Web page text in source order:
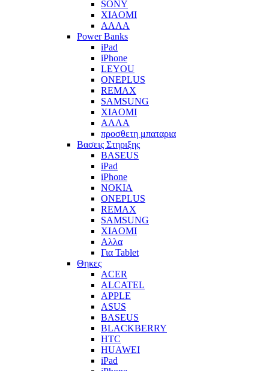
SONY
XIAOMI
ΑΛΛΑ
Power Banks
iPad
iPhone
LEYOU
ONEPLUS
REMAX
SAMSUNG
XIAOMI
ΑΛΛΑ
προσθετη μπαταρια
Βασεις Στηριξης
BASEUS
iPad
iPhone
NOKIA
ONEPLUS
REMAX
SAMSUNG
XIAOMI
Αλλα
Για Tablet
Θηκες
ACER
ALCATEL
APPLE
ASUS
BASEUS
BLACKBERRY
HTC
HUAWEI
iPad